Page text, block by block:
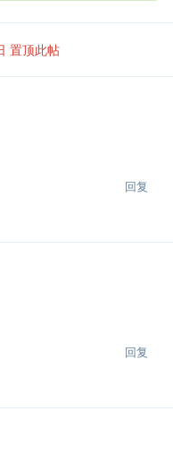
置顶此帖
回复
回复